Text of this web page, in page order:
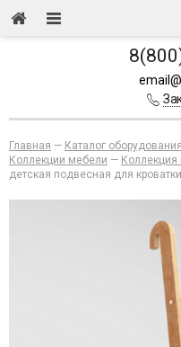
Главная — Каталог оборудования
Коллекции мебели — Коллекция
детская подвесная для